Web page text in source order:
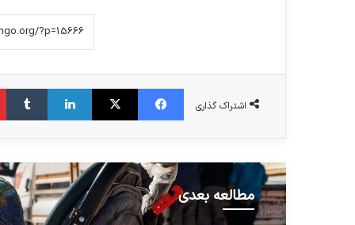
اشتراک گذاری
فیس بوک X لینکدین
مطالعه بعدی